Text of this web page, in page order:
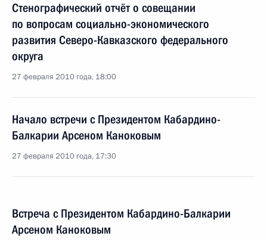
Стенографический отчёт о совещании
по вопросам социально-экономического
развития Северо-Кавказского федерального
округа
27 февраля 2010 года, 18:00
Начало встречи с Президентом Кабардино-
Балкарии Арсеном Каноковым
27 февраля 2010 года, 17:30
Встреча с Президентом Кабардино-Балкарии
Арсеном Каноковым